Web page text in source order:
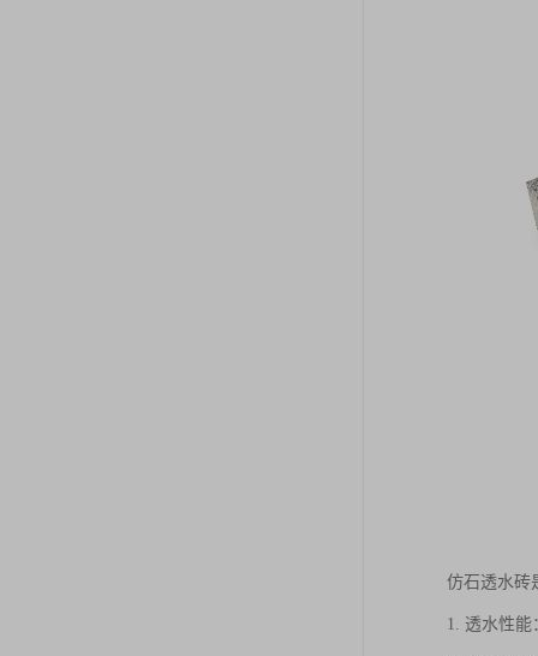
仿石透水砖
1. 透水性能